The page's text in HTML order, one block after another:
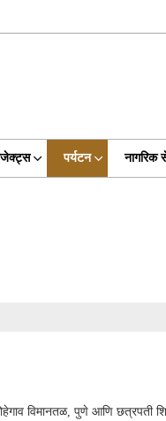
पर्यटन नागरिक
विमानतळ, पुणे आणि छत्रपती